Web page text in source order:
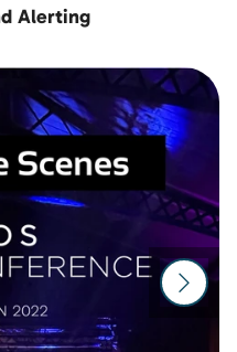
Alerting
Zur